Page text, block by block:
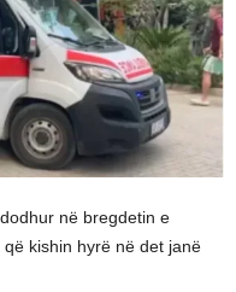
në bregdetin e
kishin hyrë në det janë